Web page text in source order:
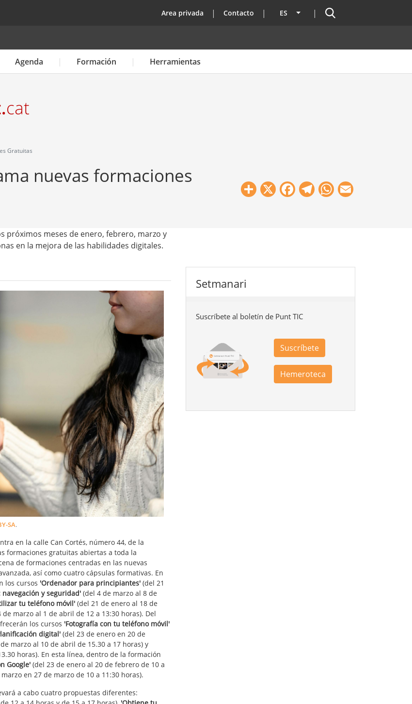
top
Area privada Contacto ES Lista adicional de acciones
Buscador
Agenda Formación Herramientas
Gratuitas
nuevas formaciones
Share
X Facebook
Telegram
WhatsApp
próximos meses de enero, febrero, marzo y
en la mejora de las habilidades digitales.
SA.
en la calle Can Cortés, número 44, de la
formaciones gratuitas abiertas a toda la
de formaciones centradas en las nuevas
así como cuatro cápsulas formativas. En
los cursos 'Ordenador para principiantes' (del 21
y seguridad' (del 4 de marzo al 8 de
tu teléfono móvil' (del 21 de enero al 18 de
marzo al 1 de abril de 12 a 13:30 horas). Del
los cursos 'Fotografía con tu teléfono móvil'
digital' (del 23 de enero en 20 de
marzo al 10 de abril de 15.30 a 17 horas) y
horas). En esta línea, dentro de la formación
Google' (del 23 de enero al 20 de febrero de 10 a
en 27 de marzo de 10 a 11:30 horas).
a cabo cuatro propuestas diferentes:
Setmanari
Suscríbete al boletín de Punt TIC
Suscríbete
Hemeroteca